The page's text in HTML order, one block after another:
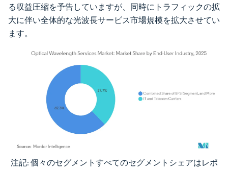
る収益圧縮を予告していますが、同時にトラフィックの拡
大に伴い全体的な光波長サービス市場規模を拡大させてい
ます。
画像 © Mordor Intelligence。再利用にはCC BY 4.0の表示が必要です。
注記: 個々のセグメントすべてのセグメントシェアはレポ